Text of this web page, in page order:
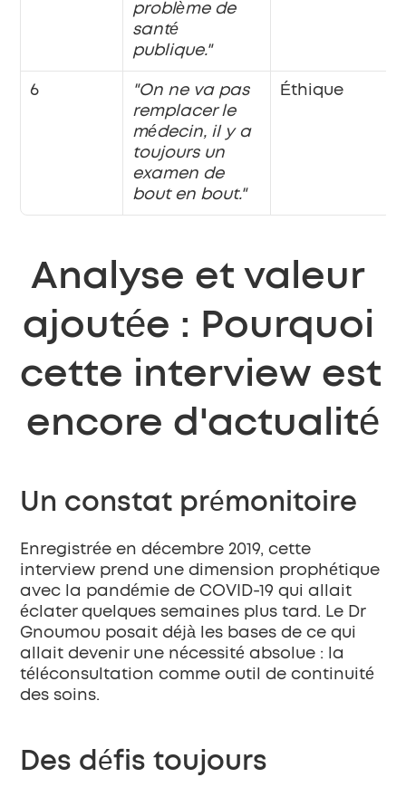
problème de
santé
publique."
6
"On ne va pas
remplacer le
médecin, il y a
toujours un
examen de
bout en bout."
Éthique
Analyse et valeur
ajoutée : Pourquoi
cette interview est
encore d'actualité
Un constat prémonitoire
Enregistrée en décembre 2019, cette
interview prend une dimension prophétique
avec la pandémie de COVID-19 qui allait
éclater quelques semaines plus tard. Le Dr
Gnoumou posait déjà les bases de ce qui
allait devenir une nécessité absolue : la
téléconsultation comme outil de continuité
des soins.
Des défis toujours